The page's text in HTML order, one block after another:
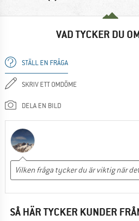
VAD TYCKER DU
STÄLL EN FRÅGA
SKRIV ETT OMDÖME
DELA EN BILD
SÅ HÄR TYCKER KUNDER